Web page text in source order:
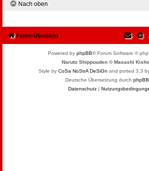
Nach oben
Foren-Übersicht
Powered by phpBB® Forum Software ©
Naruto Shippuuden © Masashi
Style by CoSa NoStrA DeSiGn and ported 3.3
Deutsche Übersetzung durch
Datenschutz|